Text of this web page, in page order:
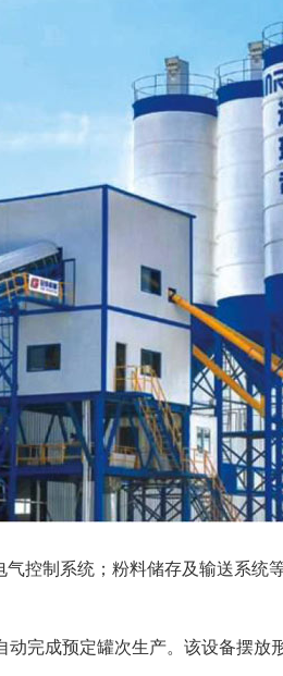
制系统；粉料储存及输送系统
成预定罐次生产。该设备摆放